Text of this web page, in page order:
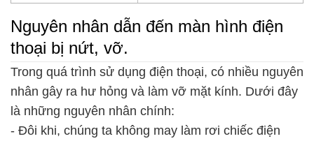
Nguyên nhân dẫn đến màn hình điện
thoại bị nứt, vỡ.
Trong quá trình sử dụng điện thoại, có nhiều nguyên
nhân gây ra hư hỏng và làm vỡ mặt kính. Dưới đây
là những nguyên nhân chính:
- Đôi khi, chúng ta không may làm rơi chiếc điện